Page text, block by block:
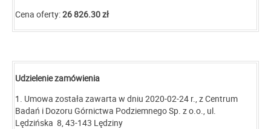
Cena oferty:26 826.30 zł
Udzielenie zamówienia
1. Umowa została zawarta w dniu 2020-02-24 r., z Centrum
Badań i Dozoru Górnictwa Podziemnego Sp. z o.o., ul.
Lędzińska 8, 43-143 Lędziny